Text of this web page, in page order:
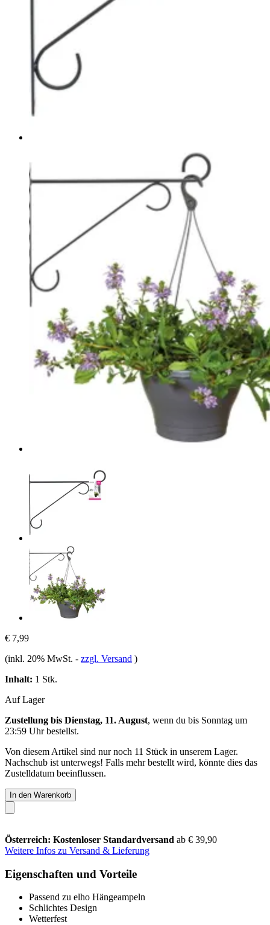
€ 7,99
(inkl. 20% MwSt. - zzgl. Versand )
Inhalt: 1 Stk.
Auf Lager
Zustellung bis Dienstag, 11. August, wenn du bis Sonntag um
23:59 Uhrbestellst.
Von diesem Artikel sind nur noch 11 Stück in unserem Lager.
Nachschub ist unterwegs! Falls mehr bestellt wird, könnte dies das
Zustelldatum beeinflussen.
In den Warenkorb
Österreich: Kostenloser Standardversand ab € 39,90
Weitere Infos zu Versand & Lieferung
Eigenschaften und Vorteile
Passend zu elho Hängeampeln
Schlichtes Design
Wetterfest